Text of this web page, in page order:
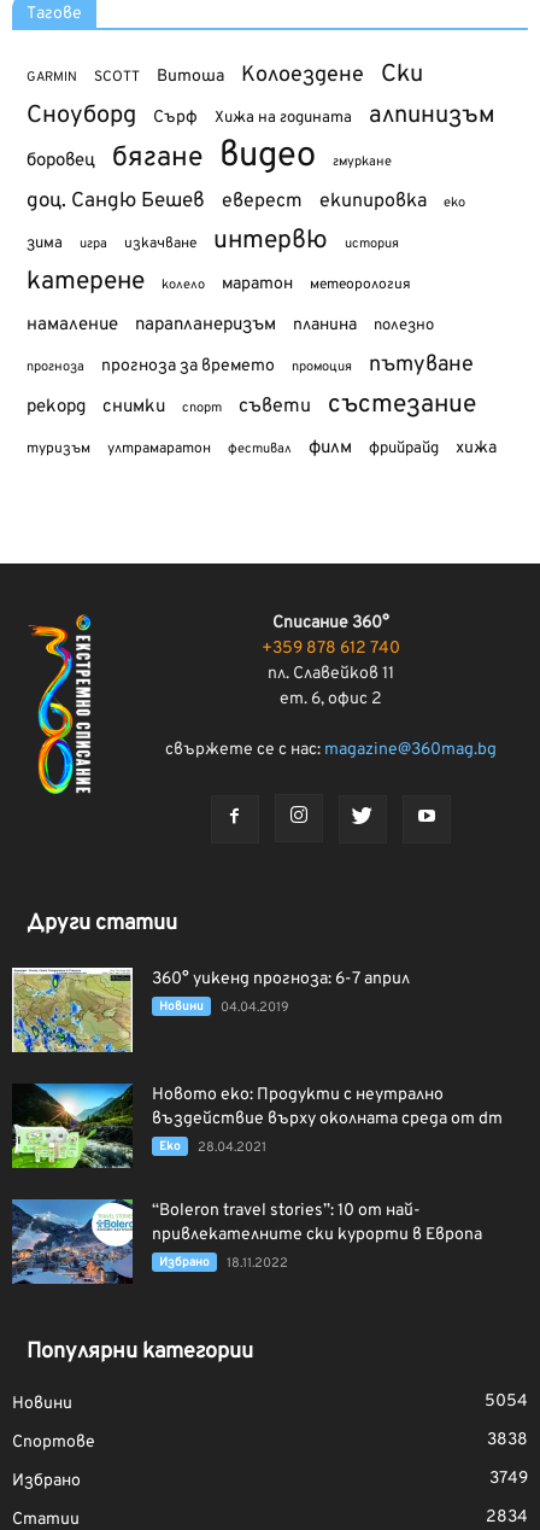
Тагове
GARMIN SCOTT Витоша Колоездене Ски
Сноуборд Сърф Хижа на годината алпинизъм
боровец бягане видео гмуркане
доц. Сандю Бешев еверест екипировка еко
зима игра изкачване интервю история
катерене колело маратон метеорология
намаление парапланеризъм планина полезно
прогноза прогноза за времето промоция пътуване
рекорд снимки спорт съвети състезание
туризъм ултрамаратон фестивал филм фрийрайд хижа
Списание 360°
+359 878 612 740
пл. Славейков 11
ет. 6, офис 2
свържете се с нас: magazine@360mag.bg
Други статии
360° уикенд прогноза: 6-7 април
Новини 04.04.2019
Новото еко: Продукти с неутрално
въздействие върху околната среда от dm
Еко 28.04.2021
“Boleron travel stories”: 10 от най-
привлекателните ски курорти в Европа
Избрано 18.11.2022
Популярни категории
Новини
5054
Спортове
3838
Избрано
3749
Статии
2834